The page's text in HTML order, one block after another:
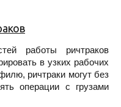
работы ричтраков
в узких рабочих
ричтраки могут без
операции с грузами